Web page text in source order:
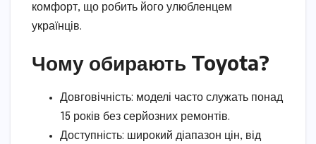
комфорт, що робить його улюбленцем
українців.
Чому обирають Toyota?
Довговічність: моделі часто служать понад
15 років без серйозних ремонтів.
Доступність: широкий діапазон цін, від